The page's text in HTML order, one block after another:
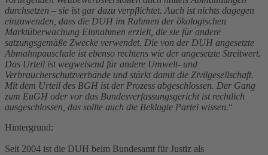
durchsetzen – sie ist gar dazu verpflichtet. Auch ist nichts dagegen
einzuwenden, dass die DUH im Rahmen der ökologischen
Marktüberwachung Einnahmen erzielt, die sie für andere
satzungsgemäße Zwecke verwendet. Die von der DUH angesetzte
Abmahnpauschale ist ebenso rechtens wie der angesetzte Streitwert.
Das Urteil ist wegweisend für andere Umwelt- und
Verbraucherschutzverbände und stärkt damit die Zivilgesellschaft.
Mit dem Urteil des BGH ist der Prozess abgeschlossen. Der Gang
zum EuGH oder vor das Bundesverfassungsgericht ist rechtlich
ausgeschlossen, das sollte auch die Beklagte Partei wissen.“
Hintergrund:
Seit 2004 ist die DUH beim Bundesamt für Justiz als